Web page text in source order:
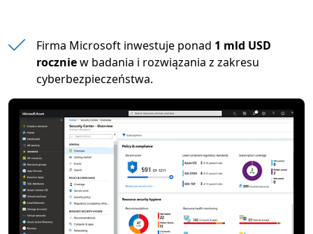
Firma Microsoft inwestuje ponad 1 mld USD
roczniew badania i rozwiązania z zakresu
cyberbezpieczeństwa.